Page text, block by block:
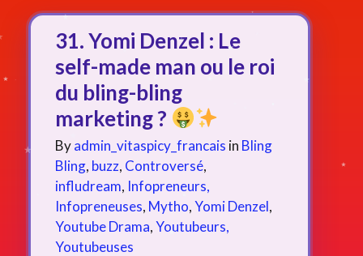
31. Yomi Denzel : Le
self-made man ou le roi
du bling-bling
marketing ?
Byadmin_vitaspicy_francais in Bling
Bling, buzz, Controversé,
infludream, Infopreneurs,
Infopreneuses, Mytho,Yomi Denzel,
Youtube Drama,Youtubeurs,
Youtubeuses